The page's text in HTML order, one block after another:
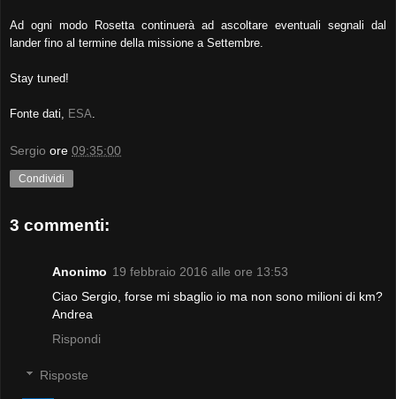
Ad ogni modo Rosetta continuerà ad ascoltare eventuali segnali dal
lander fino al termine della missione a Settembre.
Stay tuned!
Fonte dati, ESA
Sergio ore 09:35:00
Condividi
3 commenti:
Anonimo 19 febbraio 2016 alle ore 13:53
Ciao Sergio, forse mi sbaglio io ma non sono milioni di km?
Andrea
Rispondi
Risposte